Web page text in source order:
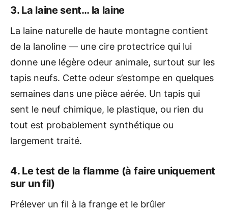
3. La laine sent… la laine
La laine naturelle de haute montagne contient
de la lanoline — une cire protectrice qui lui
donne une légère odeur animale, surtout sur les
tapis neufs. Cette odeur s’estompe en quelques
semaines dans une pièce aérée. Un tapis qui
sent le neuf chimique, le plastique, ou rien du
tout est probablement synthétique ou
largement traité.
4. Le test de la flamme (à faire uniquement
sur un fil)
Prélever un fil à la frange et le brûler